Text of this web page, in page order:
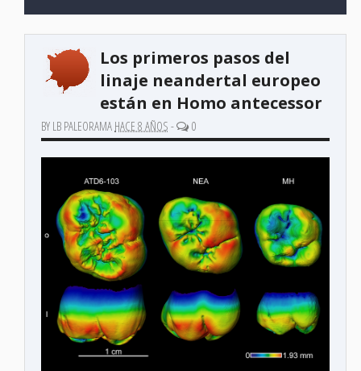
Los primeros pasos del
linaje neandertal europeo
están en Homo antecessor
BY LB PALEORAMA HACE 8 AÑOS - 0